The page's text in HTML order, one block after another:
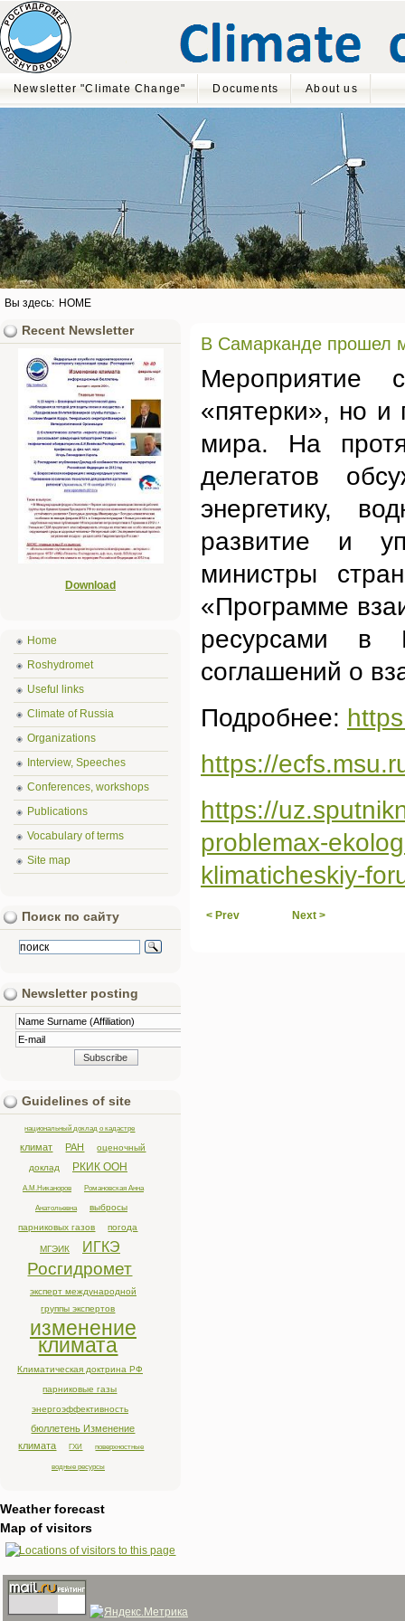
Newsletter "Climate Change" Documents About us
Вы здесь: HOME
В Самарканде прошел
Мероприятие
«пятерки», но и
мира. На
делегатов
энергетику,
развитие и
министры
«Программе
ресурсами в
соглашений о
Подробнее:
https://
https://
problemax-
klimaticheskiy-
< Prev Next >
Recent Newsletter
Download
Home
Roshydromet
Useful links
Climate of Russia
Organizations
Interview, Speeches
Conferences, workshops
Publications
Vocabulary of terms
Site map
Поиск по сайту
Newsletter posting
Guidelines of site
национальный доклад о кадастре
климат РАН
оценочный
доклад
РКИК ООН
А.М.Никаноров Романовская Анна
Анатольевна
выбросы
парниковых газов
погода
МГЭИК ИГКЭ
Росгидромет
эксперт международной
группы экспертов
изменение
климата
Климатическая доктрина РФ
парниковые газы
энергоэффективность
бюллетень Изменение
климата
ГХИ поверхностные
водные ресурсы
Weather forecast
Map of visitors